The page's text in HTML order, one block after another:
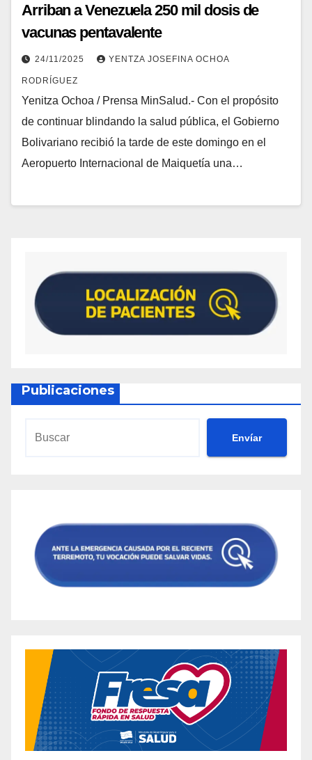
Arriban a Venezuela 250 mil dosis de
vacunas pentavalente
24/11/2025 YENTZA JOSEFINA OCHOA
RODRÍGUEZ
Yenitza Ochoa / Prensa MinSalud.- Con el propósito
de continuar blindando la salud pública, el Gobierno
Bolivariano recibió la tarde de este domingo en el
Aeropuerto Internacional de Maiquetía una…
Publicaciones
Envíar